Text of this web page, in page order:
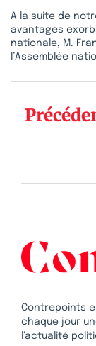
A la suite de
avantages
nationale, M.
l’Assemblée
Contrepoints
chaque jour
l’actualité